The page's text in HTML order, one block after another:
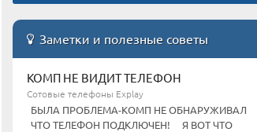
Заметки и полезные советы
КОМП НЕ ВИДИТ ТЕЛЕФОН
Сотовые телефоны Explay
БЫЛА ПРОБЛЕМА-КОМП НЕ ОБНАРУЖИВАЛ
ЧТО ТЕЛЕФОН ПОДКЛЮЧЕН! Я ВОТ ЧТО